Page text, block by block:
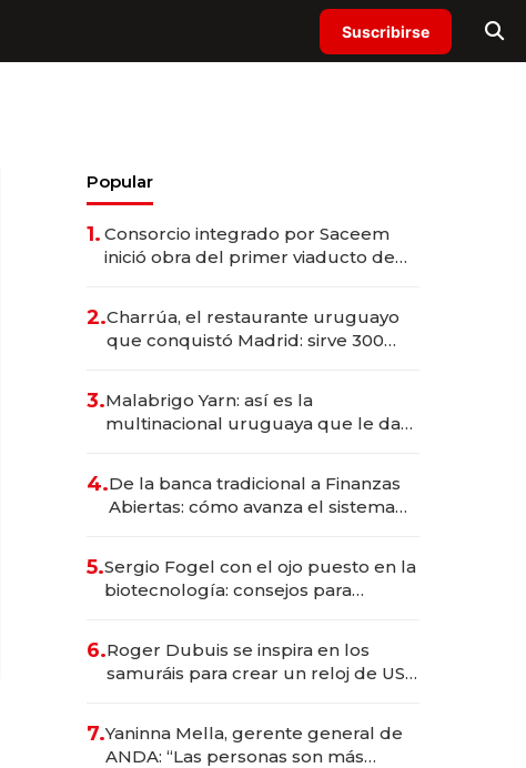
Suscribirse
Popular
1. Consorcio integrado por Saceem
inició obra del primer viaducto de
millones
2.Charrúa, el restaurante uruguayo
que conquistó Madrid: sirve 300
prepara apertura
3.Malabrigo Yarn: así es la
multinacional uruguaya que le da
4.De la banca tradicional a Finanzas
Abiertas: cómo avanza el sistema
5.Sergio Fogel con el ojo puesto en la
biotecnología: consejos para
6.Roger Dubuis se inspira en los
samuráis para crear un reloj de US$
7.Yaninna Mella, gerente general de
ANDA: “Las personas son más